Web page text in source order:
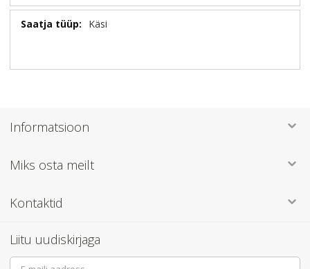
Lisainformatsioon
Käsi
Informatsioon
Miks osta meilt
Kontaktid
Liitu uudiskirjaga
Sign